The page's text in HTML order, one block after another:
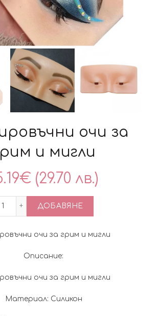
очи за
и мигли
€ (29.70 лв.)
количество за Тренировъчни очи за
ДОБАВЯНЕ
очи за грим и мигли
Описание:
очи за грим и мигли
Материал: Силикон